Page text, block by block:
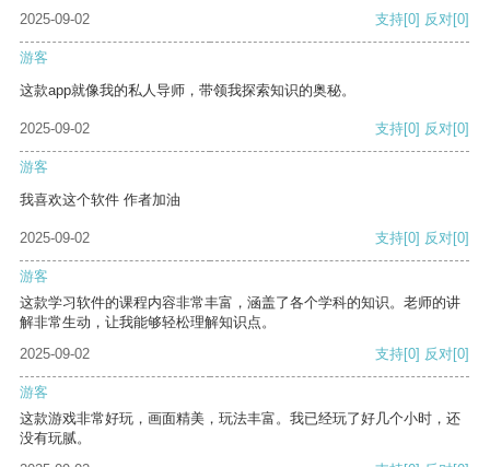
2025-09-02
支持[0] 反对[0]
游客
这款app就像我的私人导师，带领我探索知识的奥秘。
2025-09-02 支持[0] 反对[0]
游客
我喜欢这个软件 作者加油
2025-09-02 支持[0] 反对[0]
游客
这款学习软件的课程内容非常丰富，涵盖了各个学科的知识。老师的讲
解非常生动，让我能够轻松理解知识点。
2025-09-02
支持[0] 反对[0]
游客
这款游戏非常好玩，画面精美，玩法丰富。我已经玩了好几个小时，还
没有玩腻。